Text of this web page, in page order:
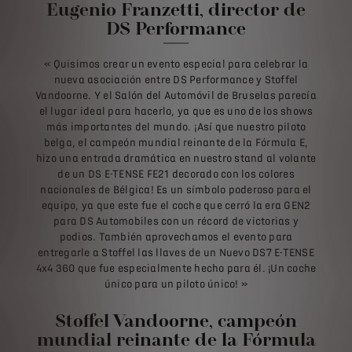
Eugenio Franzetti, director de
DS Performance
« Quisimos crear un evento especial para celebrar la
nueva asociación entre DS Performance y Stoffel
Vandoorne. Y el Salón del Automóvil de Bruselas parecía
el lugar ideal para hacerlo, ya que es uno de los shows
más importantes del mundo. ¡Así que nuestro piloto
belga, el campeón mundial reinante de la Fórmula E,
hizo una entrada dramática en nuestro stand al volante
de un DS E-TENSE FE21 decorado con los colores
nacionales de Bélgica! Es un símbolo poderoso para el
equipo, ya que este fue el coche que cerró la era GEN2
para DS Automobiles con un récord de victorias y
podios. También aprovechamos el evento para
entregarle a Stoffel las llaves de un Nuevo DS7 E-TENSE
4x4 360 que fue especialmente hecho para él. ¡Un coche
único para un piloto único! »
Stoffel Vandoorne, campeón
mundial reinante de la Fórmula